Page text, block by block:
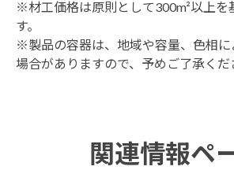
※材工価格は原則として300m²以上を
す。
※製品の容器は、地域や容量、色相に
場合がありますので、予めご了承くだ
関連情報ペ